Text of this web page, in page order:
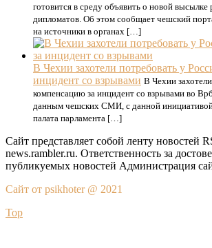
готовится в среду объявить о новой высылке
дипломатов. Об этом сообщает чешский
на источники в органах […]
В Чехии захотели потребовать у
инцидент со взрывами В Чехии
компенсацию за инцидент со взрывами во
данным чешских СМИ, с данной
палата парламента […]
Сайт представляет собой ленту новостей
news.rambler.ru. Ответственность за
публикуемых новостей Администрация
Сайт от psikhoter @ 2021
Top